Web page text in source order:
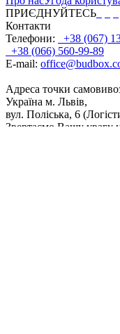
ПРИЄДНУЙТЕСЬ
Контакти
Телефони:
+38 (067)
+38 (066) 560-99-89
E-mail:
Адреса точки
Україна м. Львів,
вул. Поліська, 6
Звертаємо Вашу увагу